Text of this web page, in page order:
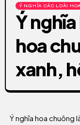
Ý NGHĨA CÁC LOÀI
Ý
hoa
xanh,
Ý nghĩa hoa chuông